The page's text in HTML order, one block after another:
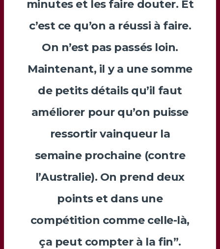
minutes et les faire douter. Et
c’est ce qu’on a réussi à faire.
On n’est pas passés loin.
Maintenant, il y a une somme
de petits détails qu’il faut
améliorer pour qu’on puisse
ressortir vainqueur la
semaine prochaine (contre
l’Australie). On prend deux
points et dans une
compétition comme celle-là,
ça peut compter à la fin”.